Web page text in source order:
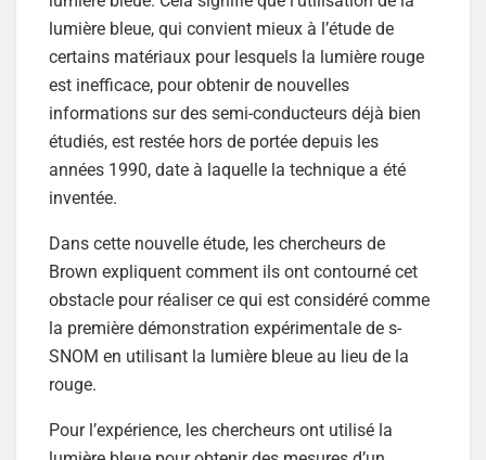
lumière bleue, qui convient mieux à l’étude de
certains matériaux pour lesquels la lumière rouge
est inefficace, pour obtenir de nouvelles
informations sur des semi-conducteurs déjà bien
étudiés, est restée hors de portée depuis les
années 1990, date à laquelle la technique a été
inventée.
Dans cette nouvelle étude, les chercheurs de
Brown expliquent comment ils ont contourné cet
obstacle pour réaliser ce qui est considéré comme
la première démonstration expérimentale de s-
SNOM en utilisant la lumière bleue au lieu de la
rouge.
Pour l’expérience, les chercheurs ont utilisé la